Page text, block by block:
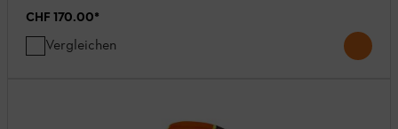
CHF 170.00*
Vergleichen